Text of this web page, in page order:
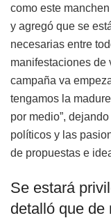
como este
y agregó que se
necesarias entre
manifestaciones de
campaña va
tengamos la
por medio”,
políticos y las
de propuestas e
Se estará
detalló que de